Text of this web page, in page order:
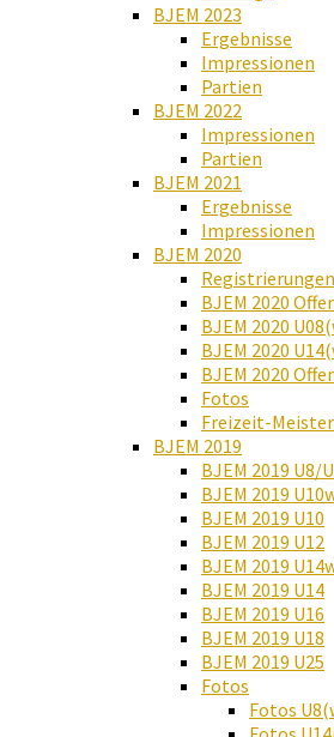
BJEM 2023
Ergebnisse
Impressionen
Partien
BJEM 2022
Impressionen
Partien
BJEM 2021
Ergebnisse
Impressionen
BJEM 2020
Registrierungen
BJEM 2020
BJEM 2020
BJEM 2020
BJEM 2020
Fotos
Freizeit-
BJEM 2019
BJEM 2019 U8/
BJEM 2019
BJEM 2019 U10
BJEM 2019 U12
BJEM 2019
BJEM 2019 U14
BJEM 2019 U16
BJEM 2019 U18
BJEM 2019 U25
Fotos
Fotos